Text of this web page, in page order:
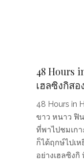
48 Hours
เฮลซิงกิสอ
48 Hours in
ขาว หนาว ฟิ
ที่พาไปชมเก
ก็ได้ฤกษ์ไปเ
อย่างเฮลซิงกิ